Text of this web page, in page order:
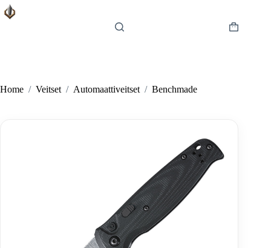
Skip
to
Shopping
Home / Veitset / Automaattiveitset / Benchmade